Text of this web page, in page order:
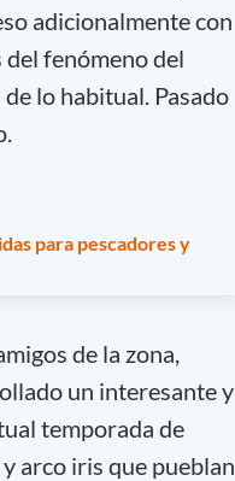
adicionalmente con
del fenómeno del
lo habitual. Pasado
para pescadores y
de la zona,
un interesante y
temporada de
arco iris que pueblan